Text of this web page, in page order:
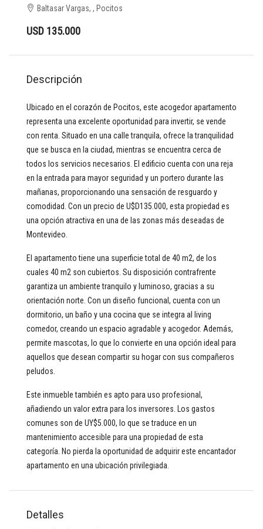
Baltasar Vargas, , Pocitos
USD 135.000
Descripción
Ubicado en el corazón de Pocitos, este acogedor apartamento
representa una excelente oportunidad para invertir, se vende
con renta. Situado en una calle tranquila, ofrece la tranquilidad
que se busca en la ciudad, mientras se encuentra cerca de
todos los servicios necesarios. El edificio cuenta con una reja
en la entrada para mayor seguridad y un portero durante las
mañanas, proporcionando una sensación de resguardo y
comodidad. Con un precio de U$D135.000, esta propiedad es
una opción atractiva en una de las zonas más deseadas de
Montevideo.
El apartamento tiene una superficie total de 40 m2, de los
cuales 40 m2 son cubiertos. Su disposición contrafrente
garantiza un ambiente tranquilo y luminoso, gracias a su
orientación norte. Con un diseño funcional, cuenta con un
dormitorio, un baño y una cocina que se integra al living
comedor, creando un espacio agradable y acogedor. Además,
permite mascotas, lo que lo convierte en una opción ideal para
aquellos que desean compartir su hogar con sus compañeros
peludos.
Este inmueble también es apto para uso profesional,
añadiendo un valor extra para los inversores. Los gastos
comunes son de UY$5.000, lo que se traduce en un
mantenimiento accesible para una propiedad de esta
categoría. No pierda la oportunidad de adquirir este encantador
apartamento en una ubicación privilegiada.
Detalles